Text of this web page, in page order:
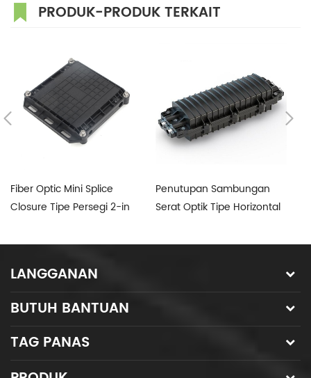
PRODUK-PRODUK TERKAIT
Fiber Optic Mini Splice
Closure Tipe Persegi 2-in
Penutupan Sambungan
Serat Optik Tipe Horizontal
LANGGANAN
BUTUH BANTUAN
TAG PANAS